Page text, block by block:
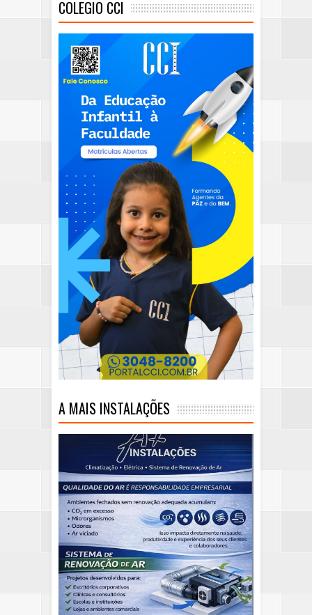
COLEGIO CCI
A MAIS INSTALAÇÕES